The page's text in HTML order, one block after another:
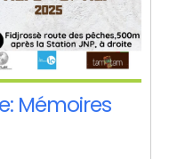
Mémoires